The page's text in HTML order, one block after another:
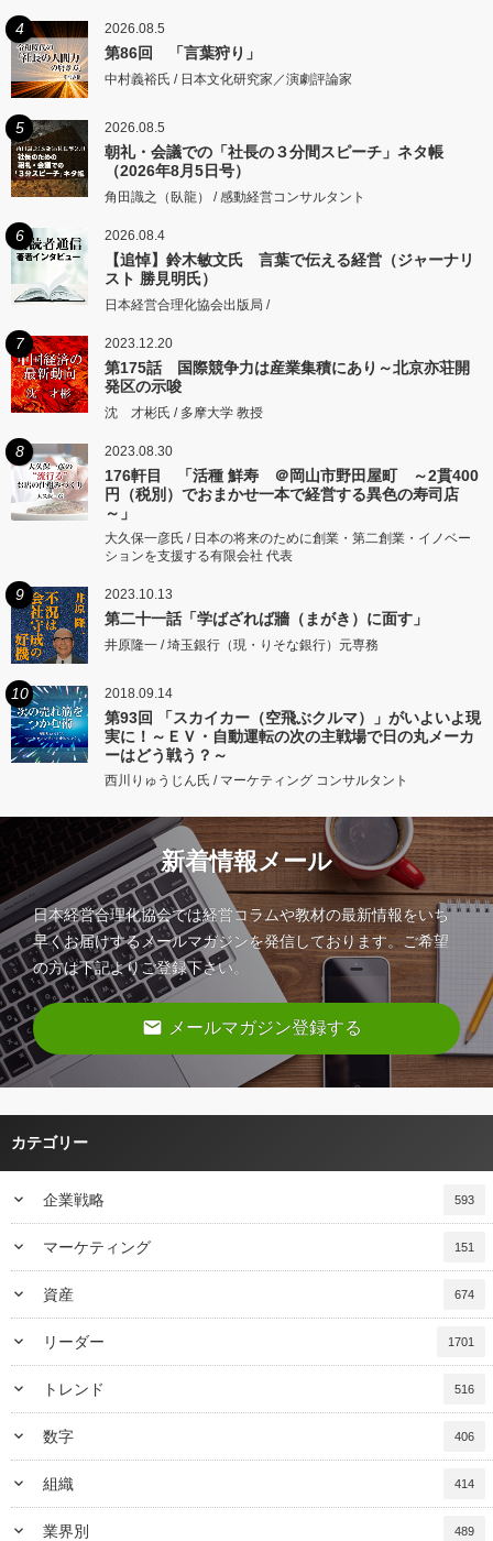
4 2026.08.5
第86回 「言葉狩り」
中村義裕氏 / 日本文化研究家／演劇評論家
5 2026.08.5
朝礼・会議での「社長の３分間スピーチ」ネタ帳
（2026年8月5日号）
角田識之（臥龍） / 感動経営コンサルタント
6 2026.08.4
【追悼】鈴木敏文氏 言葉で伝える経営（ジャーナリ
スト 勝見明氏）
日本経営合理化協会出版局 /
7 2023.12.20
第175話 国際競争力は産業集積にあり～北京亦荘開
発区の示唆
沈 才彬氏 / 多摩大学 教授
8 2023.08.30
176軒目 「活種 鮮寿 ＠岡山市野田屋町 ～2貫400
円（税別）でおまかせ一本で経営する異色の寿司店
～」
大久保一彦氏 / 日本の将来のために創業・第二創業・イノベー
ションを支援する有限会社 代表
9 2023.10.13
第二十一話「学ばざれば牆（まがき）に面す」
井原隆一 / 埼玉銀行（現・りそな銀行）元専務
10 2018.09.14
第93回 「スカイカー（空飛ぶクルマ）」がいよいよ現
実に！～ＥＶ・自動運転の次の主戦場で日の丸メーカ
ーはどう戦う？～
西川りゅうじん氏 / マーケティング コンサルタント
新着情報メール
日本経営合理化協会では経営コラムや教材の最新情報をいち
早くお届けするメールマガジンを発信しております。ご希望
の方は下記よりご登録下さい。
email メールマガジン登録する
カテゴリー
keyboard_arrow_down 企業戦略 593
keyboard_arrow_down マーケティング 151
keyboard_arrow_down 資産 674
keyboard_arrow_down リーダー 1701
keyboard_arrow_down トレンド 516
keyboard_arrow_down 数字 406
keyboard_arrow_down 組織 414
keyboard_arrow_down 業界別 489